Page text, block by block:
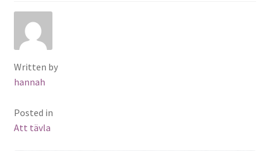
Written by
hannah
Posted in
Att tävla